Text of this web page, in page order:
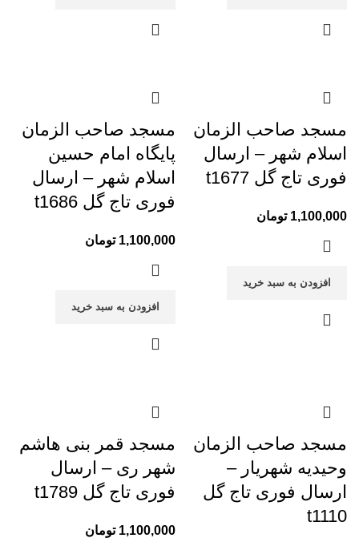
مسجد صاحب الزمان
اسلام شهر – ارسال
فوری تاج گل t1677
1,100,000 تومان
افزودن به سبد خرید
مسجد صاحب الزمان
پایگاه امام حسین
اسلام شهر – ارسال
فوری تاج گل t1686
1,100,000 تومان
افزودن به سبد خرید
مسجد صاحب الزمان
وحیدیه شهریار –
ارسال فوری تاج گل
t1110
مسجد قمر بنی هاشم
شهر ری – ارسال
فوری تاج گل t1789
1,100,000 تومان